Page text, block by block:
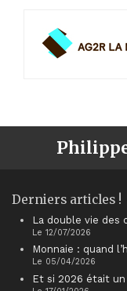
Derniers articles !
La double vie des
Le 12/07/2026
Monnaie : quand
Le 05/04/2026
Et si 2026 était